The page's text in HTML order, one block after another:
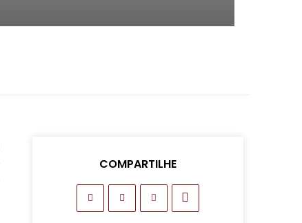
COMPARTILHE